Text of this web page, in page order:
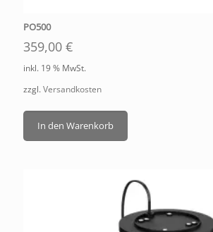
PO500
359,00 €
inkl. 19 % MwSt.
zzgl.Versandkosten
In den Warenkorb